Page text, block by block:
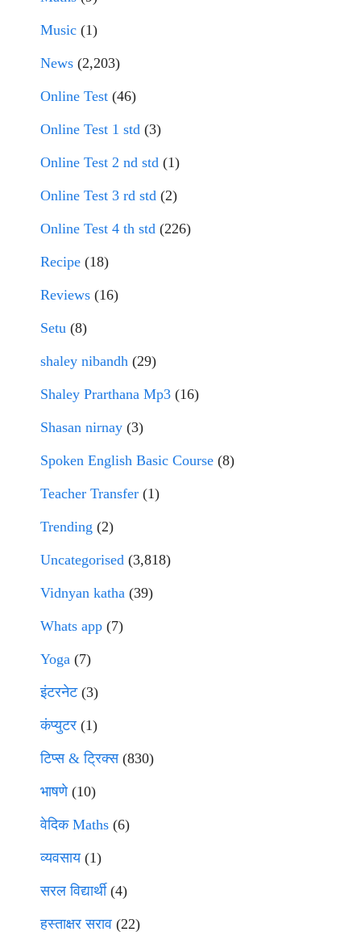
Music (1)
News (2,203)
Online Test (46)
Online Test 1 std (3)
Online Test 2 nd std (1)
Online Test 3 rd std (2)
Online Test 4 th std (226)
Recipe (18)
Reviews (16)
Setu (8)
shaley nibandh (29)
Shaley Prarthana Mp3 (16)
Shasan nirnay (3)
Spoken English Basic Course (8)
Teacher Transfer (1)
Trending (2)
Uncategorised (3,818)
Vidnyan katha (39)
Whats app (7)
Yoga (7)
इंटरनेट(3)
कंप्युटर (1)
टिप्स & ट्रिक्स(830)
भाषणे(10)
वेदिक Maths (6)
व्यवसाय(1)
सरल विद्यार्थी(4)
हस्ताक्षर सराव (22)